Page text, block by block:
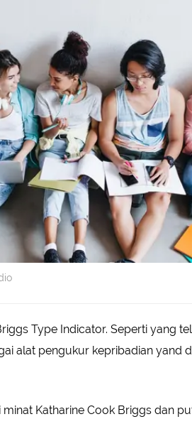
Type Indicator. Seperti yang
alat pengukur kepribadian yand
Katharine Cook Briggs dan